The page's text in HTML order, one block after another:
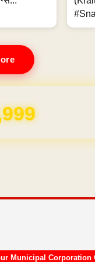
Municipal Corporation